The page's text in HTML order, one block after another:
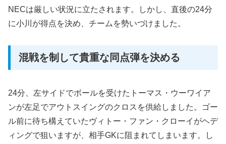
NECは厳しい状況に立たされます。しかし、直後の24分
に小川が得点を決め、チームを勢いづけました。
混戦を制して貴重な同点弾を決める
24分、左サイドでボールを受けたトーマス・ウーワイア
ンが左足でアウトスイングのクロスを供給しました。ゴー
ル前に待ち構えていたヴィトー・ファン・クローイがヘデ
ィングで狙いますが、相手GKに阻まれてしまいます。し